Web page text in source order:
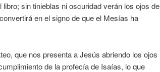
sin tinieblas ni oscuridad verán los ojos de
en el signo de que el Mesías ha
que nos presenta a Jesús abriendo los ojos
de la profecía de Isaías, lo que